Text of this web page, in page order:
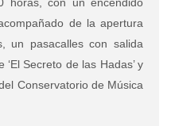
de la apertura
un pasacalles con salida
Secreto de las Hadas’ y
Conservatorio de Música